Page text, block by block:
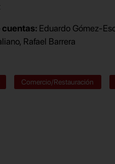
cuentas: Eduardo Gómez-
Rafael Barrera
Comercio/Restauración